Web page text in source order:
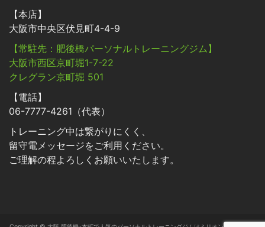
【本店】
大阪市中央区伏見町4-4-9
【常駐先：肥後橋パーソナルトレーニングジム】
大阪市西区京町堀1-7-22
クレグラン京町堀 501
【電話】
06-7777-4261（代表）
トレーニング中は繋がりにくく、
留守電メッセージをご利用ください。
ご理解の程よろしくお願いいたします。